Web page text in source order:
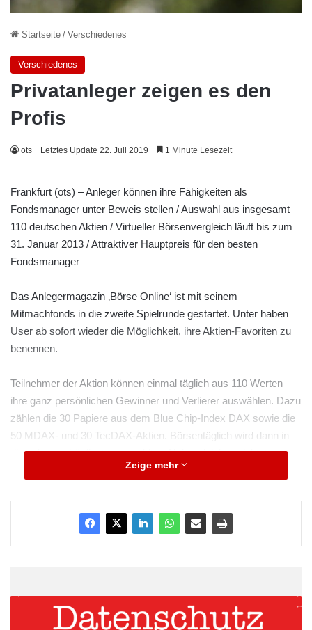
Startseite / Verschiedenes
Verschiedenes
Privatanleger zeigen es den
Profis
ots Letztes Update 22. Juli 2019 1 Minute Lesezeit
Frankfurt (ots) – Anleger können ihre Fähigkeiten als
Fondsmanager unter Beweis stellen / Auswahl aus insgesamt
110 deutschen Aktien / Virtueller Börsenvergleich läuft bis zum
31. Januar 2013 / Attraktiver Hauptpreis für den besten
Fondsmanager
Das Anlegermagazin ‚Börse Online‘ ist mit seinem
Mitmachfonds in die zweite Spielrunde gestartet. Unter haben
User ab sofort wieder die Möglichkeit, ihre Aktien-Favoriten zu
benennen.
Teilnehmer der Aktion können einmal täglich aus 110 Werten
ihre ganz persönlichen Gewinner und Verlierer auswählen. Dazu
zählen die 30 Papiere aus dem Blue Chip-Index DAX sowie die
50 MDAX- und 30 TecDAX-Aktien. Börsentäglich wird dann in
die zehn am häufigsten gewählten Aktien gleichgewichtet
ARKM.marketing
Zeige mehr